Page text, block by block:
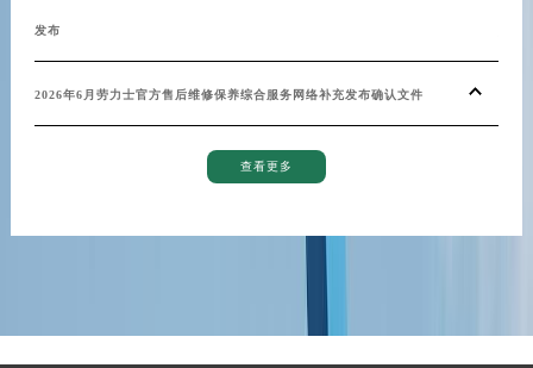
发布
2026年6月劳力士官方售后维修保养综合服务网络补充发布确认文件
查看更多